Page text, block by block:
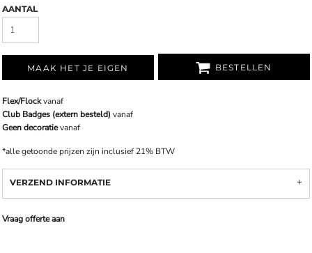
AANTAL
MAAK HET JE EIGEN BESTELLEN
Flex/Flockvanaf
Club Badges (extern besteld) vanaf
Geen decoratievanaf
*alle getoonde prijzen zijn inclusief 21% BTW
VERZEND INFORMATIE
Vraag offerte aan